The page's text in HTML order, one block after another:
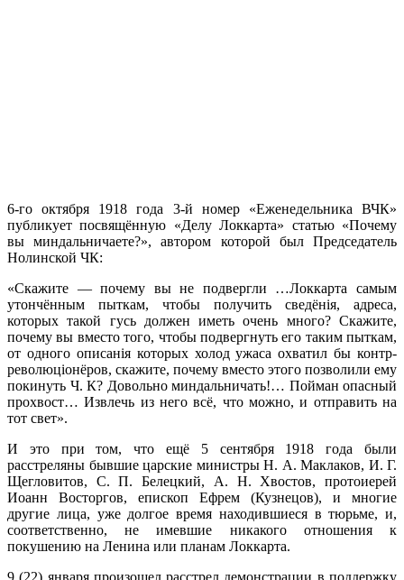
6-го октября 1918 года 3-й номер «Еженедельника ВЧК»
публикует посвящённую «Делу Локкарта» статью «Почему
вы миндальничаете?», автором которой был Председатель
Нолинской ЧК:
«Скажите — почему вы не подвергли …Локкарта самым
утончённым пыткам, чтобы получить сведёнія, адреса,
которых такой гусь должен иметь очень много? Скажите,
почему вы вместо того, чтобы подвергнуть его таким пыткам,
от одного описанія которых холод ужаса охватил бы контр-
революціонёров, скажите, почему вместо этого позволили ему
покинуть Ч. К? Довольно миндальничать!… Пойман опасный
прохвост… Извлечь из него всё, что можно, и отправить на
тот свет».
И это при том, что ещё 5 сентября 1918 года были
расстреляны бывшие царские министры Н. А. Маклаков, И. Г.
Щегловитов, С. П. Белецкий, А. Н. Хвостов, протоиерей
Иоанн Восторгов, епископ Ефрем (Кузнецов), и многие
другие лица, уже долгое время находившиеся в тюрьме, и,
соответственно, не имевшие никакого отношения к
покушению на Ленина или планам Локкарта.
9 (22) января произошел расстрел демонстрации в поддержку